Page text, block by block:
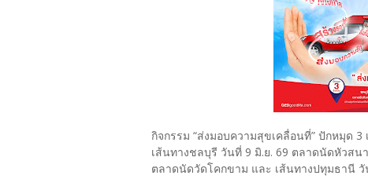
กิจกรรม “ส่งมอบความสุขเคลื่อนที่” ปักหมุด
เส้นทางชลบุรี วันที่ 9 มิ.ย. 69 ตลาดนัดหัวส
ตลาดนัดวัดโคกขาม และ เส้นทางปทุมธานี